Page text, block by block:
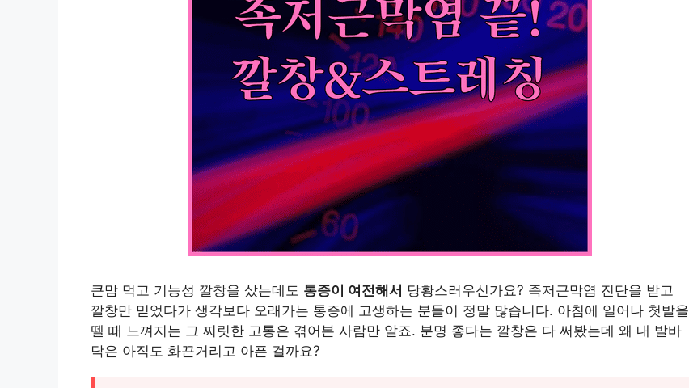
큰맘 먹고 기능성 깔창을 샀는데도 통증이 여전해서 당황스러우신가요? 족저근막염 진단을 받고
깔창만 믿었다가 생각보다 오래가는 통증에 고생하는 분들이 정말 많습니다. 아침에 일어나 첫발을
뗄 때 느껴지는 그 찌릿한 고통은 겪어본 사람만 알죠. 분명 좋다는 깔창은 다 써봤는데 왜 내 발바
닥은 아직도 화끈거리고 아픈 걸까요?